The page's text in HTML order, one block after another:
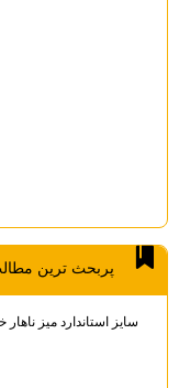
پربحث ترين مطالب